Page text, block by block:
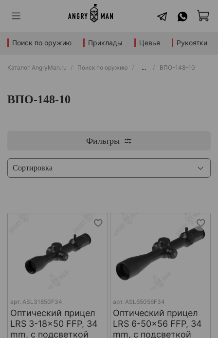
Поиск по оружию Приклады Цевья Рукоятки
Каталог AngryMan.ru Поиск по оружию ... ВПО-148-10
ВПО-148-10
Фильтры
арт. ASL31850F34
Оптический прицел
LRS 3-18x50 FFP, 34
mm, с подсветкой
арт. ASL65056F34
Оптический прицел
LRS 6-50x56 FFP, 34
mm, с подсветкой